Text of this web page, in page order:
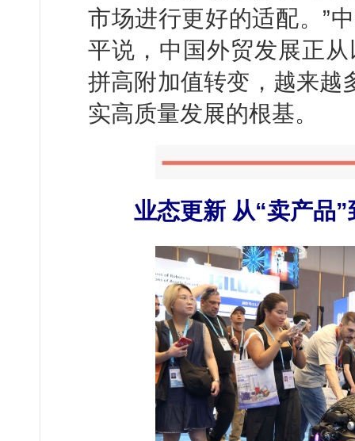
市场进行更好的适配。”
平说，中国外贸发展正
拼高附加值转变，越来越
实高质量发展的根基。
业态更新 从“卖产品”